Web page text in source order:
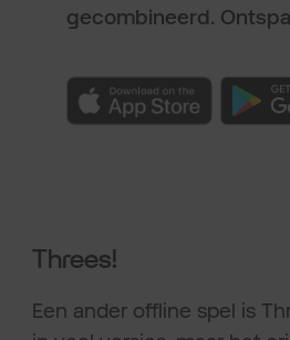
gecombineerd.
Threes!
Een ander offline spel is